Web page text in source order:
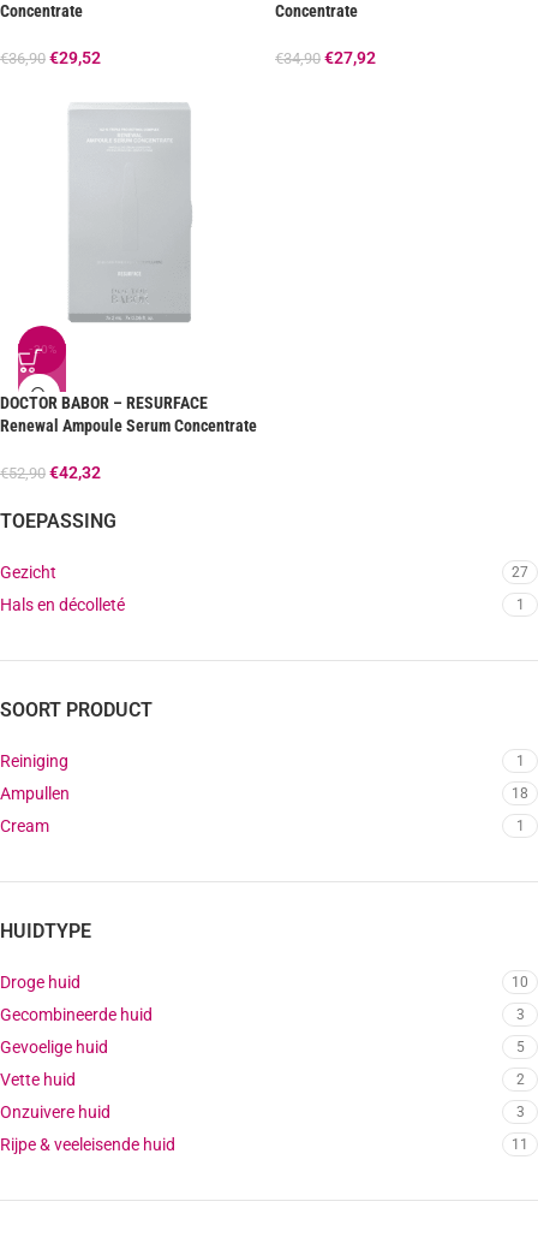
TOEPASSING
Gezicht 27
Hals en décolleté 1
SOORT PRODUCT
Reiniging 1
Ampullen 18
Cream 1
HUIDTYPE
Droge huid 10
Gecombineerde huid 3
Gevoelige huid 5
Vette huid 2
Onzuivere huid 3
Rijpe & veeleisende huid 11
Concentrate
€36,90 €29,52
Concentrate
€34,90 €27,92
-20%
DOCTOR BABOR – RESURFACE
Renewal Ampoule Serum Concentrate
€52,90 €42,32